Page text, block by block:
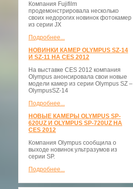
Компания Fujifilm
продемонстрировала несколько
своих недорогих новинок фотокамер
из серии JX
Подробнее...
НОВИНКИ КАМЕР OLYMPUS SZ-14
И SZ-11 НА CES 2012
На выставке CES 2012 компания
Olympus анонсировала свои новые
модели камер из серии Olympus SZ –
OlympusSZ-14
Подробнее...
НОВЫЕ КАМЕРЫ OLYMPUS SP-
620UZ И OLYMPUS SP-720UZ НА
CES 2012
Компания Olympus сообщила о
выходе новинок ультразумов из
серии SP.
Подробнее...